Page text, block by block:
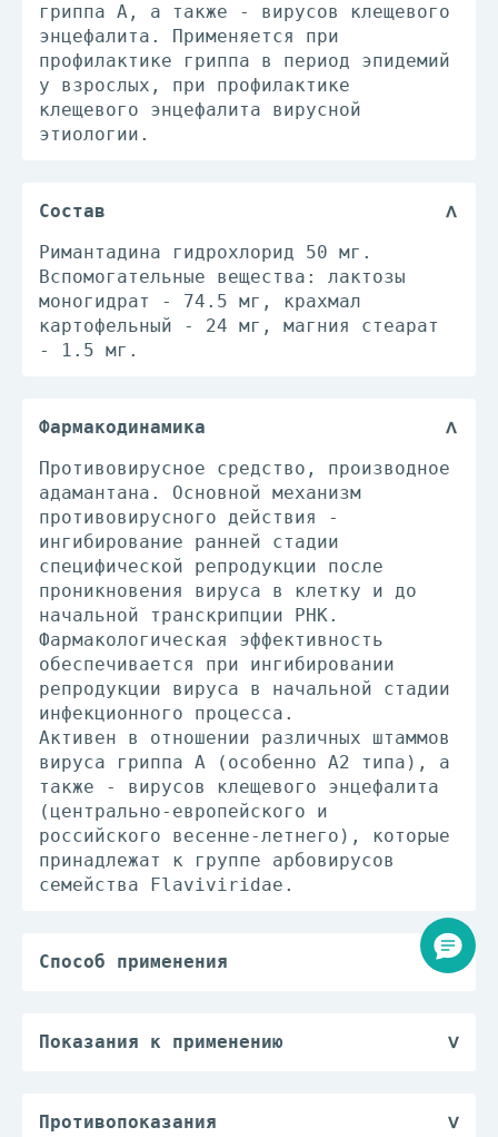
гриппа A, а также - вирусов клещевого
энцефалита. Применяется при
профилактике гриппа в период эпидемий
у взрослых, при профилактике
клещевого энцефалита вирусной
этиологии.
Состав
Римантадина гидрохлорид 50 мг.
Вспомогательные вещества: лактозы
моногидрат - 74.5 мг, крахмал
картофельный - 24 мг, магния стеарат
- 1.5 мг.
Фармакодинамика
Противовирусное средство, производное
адамантана. Основной механизм
противовирусного действия -
ингибирование ранней стадии
специфической репродукции после
проникновения вируса в клетку и до
начальной транскрипции РНК.
Фармакологическая эффективность
обеспечивается при ингибировании
репродукции вируса в начальной стадии
инфекционного процесса.
Активен в отношении различных штаммов
вируса гриппа A (особенно A2 типа), а
также - вирусов клещевого энцефалита
(центрально-европейского и
российского весенне-летнего), которые
принадлежат к группе арбовирусов
семейства Flaviviridae.
Способ применения
целиком, желательно после приема
Показания к применению
профилактика гриппа в период эпидемий
Противопоказания